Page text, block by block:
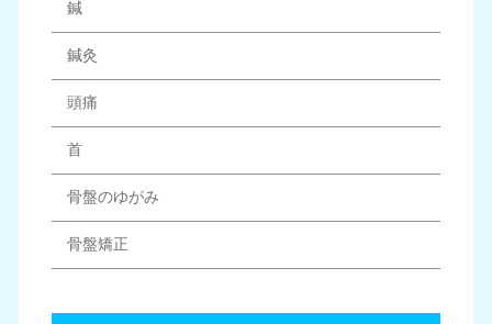
鍼
鍼灸
頭痛
首
骨盤のゆがみ
骨盤矯正